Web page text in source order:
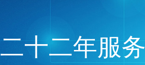
二十二年服